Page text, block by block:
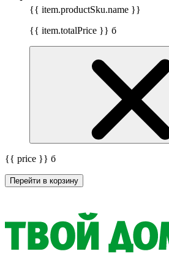
{{ item.productSku.name }}
{{ item.totalPrice }} б
{{ price }} б
Перейти в корзину